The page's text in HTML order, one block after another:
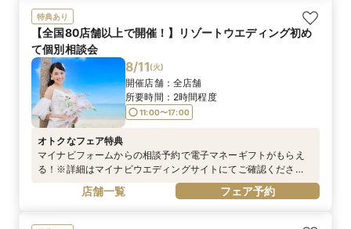
特典あり
【全国80店舗以上で開催！】リゾートウエディング初め
て個別相談会
8/11(火)
開催店舗： 全店舗
所要時間： 2時間程度
11:00〜17:00
オトクなフェア特典
マイナビフォームからの相談予約で電子マネーギフトがもらえ
る！※詳細はマイナビウエディングサイトにてご確認くださ
https://wedding.mynavi.jp/contents/special_contents/couple
店舗一覧 フェア予約